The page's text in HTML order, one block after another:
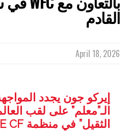
القادم
April 18, 2026
إيركو جون يجدد
الـ”معلم” على لقب
الثقيل” في منظمة BRAVE CF